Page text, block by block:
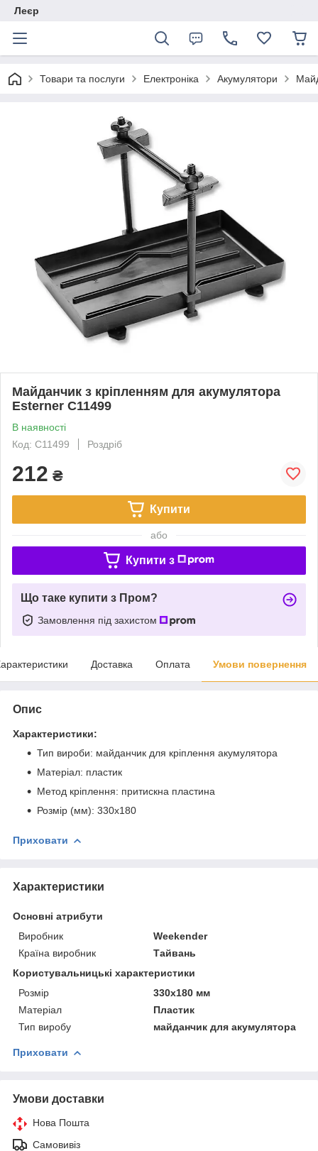
Леєр
Товари та послуги Електроніка Акумулятори
Майданчик з кріпленням для акумулятора
Esterner C11499
В наявності
Код: C11499
Роздріб
212 ₴
Купити
або
Купити з
Що таке купити з Пром?
Замовлення під захистом
Доставка Оплата Умови повернення
Опис
Характеристики:
Тип вироби: майданчик для кріплення акумулятора
Матеріал: пластик
Метод кріплення: притискна пластина
Розмір (мм): 330х180
Приховати
Характеристики
Основні атрибути
Виробник
Weekender
Країна виробник
Тайвань
Користувальницькі характеристики
Розмір
330х180 мм
Матеріал
Пластик
Тип виробу
майданчик для акумулятора
Приховати
Умови доставки
Нова Пошта
Самовивіз